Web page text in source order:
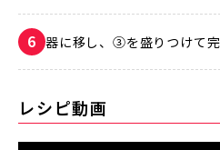
器に移し、③を盛りつけて完
レシピ動画